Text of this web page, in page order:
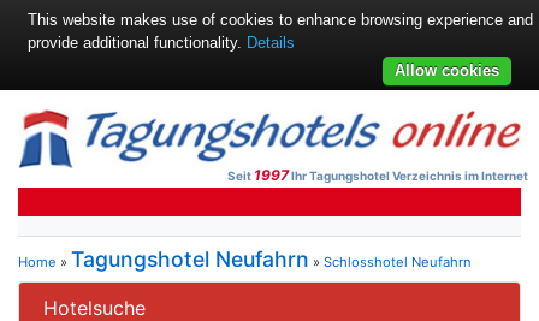
Seit 1997Ihr Tagungshotel Verzeichnis im Internet
Home » Tagungshotel Neufahrn » Schlosshotel Neufahrn
Hotelsuche
This website makes use of cookies to enhance browsing experience and
provide additional functionality. Details
Allow cookies